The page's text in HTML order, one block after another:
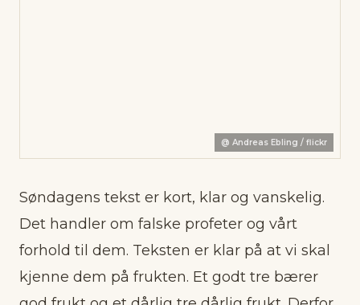
@ Andreas Ebling / flickr
Søndagens tekst er kort, klar og vanskelig.
Det handler om falske profeter og vårt
forhold til dem. Teksten er klar på at vi skal
kjenne dem på frukten. Et godt tre bærer